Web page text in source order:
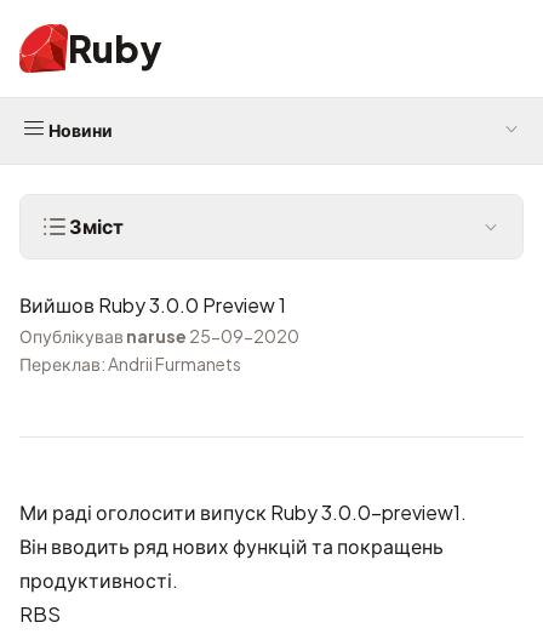
Ruby
Новини
Зміст
Вийшов Ruby 3.0.0 Preview 1
Опублікував naruse 25-09-2020
Переклав: Andrii Furmanets
Ми раді оголосити випуск Ruby 3.0.0-preview1.
Він вводить ряд нових функцій та покращень
продуктивності.
RBS